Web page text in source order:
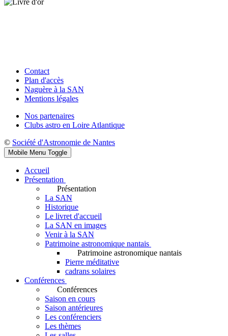
Contact
Plan d'accès
Naguère à la SAN
Mentions légales
Nos partenaires
Clubs astro en Loire Atlantique
© Société d'Astronomie de Nantes
Mobile Menu Toggle
Accueil
Présentation
Présentation
La SAN
Historique
Le livret d'accueil
La SAN en images
Venir à la SAN
Patrimoine astronomique nantais
Patrimoine astronomique nantais
Pierre méditative
cadrans solaires
Conférences
Conférences
Saison en cours
Saison antérieures
Les conférenciers
Les thèmes